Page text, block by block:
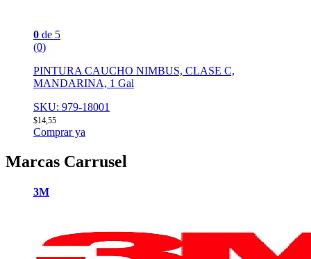
0 de 5
(0)
PINTURA CAUCHO NIMBUS, CLASE C,
MANDARINA, 1 Gal
SKU: 979-18001
$14,55
Comprar ya
Marcas Carrusel
3M